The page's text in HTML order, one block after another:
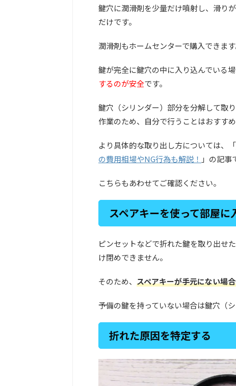
鍵穴に潤滑剤を少量だけ噴射し、滑り
だけです。
潤滑剤もホームセンターで購入できます
鍵が完全に鍵穴の中に入り込んでいる場
するのが安全です。
鍵穴（シリンダー）部分を分解して取
作業のため、自分で行うことはおすすめ
より具体的な取り出し方については、「
の費用相場やNG行為も解説！ 」の記事
こちらもあわせてご確認ください。
スペアキーを使って部屋に
ピンセットなどで折れた鍵を取り出せ
け閉めできません。
そのため、 スペアキーが手元にない場
予備の鍵を持っていない場合は鍵穴（
折れた原因を特定する